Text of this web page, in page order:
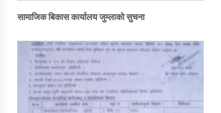
सामाजिक बिकास कार्यालय जुम्लाकाे सुचना